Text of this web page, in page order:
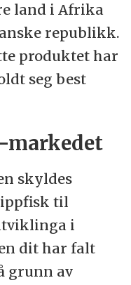
land i Afrika
republikk.
produktet har
seg best
markedet
skyldes
til
i
dit har falt
grunn av